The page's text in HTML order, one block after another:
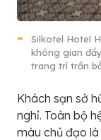
Silkotel Hotel
không gian
trang trí trần
Khách sạn sở
nghỉ. Toàn bộ
màu chủ đạo